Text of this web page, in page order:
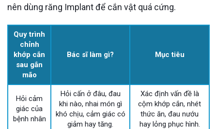
nên dùng răng Implant để cắn vật quá cứng.
Quy trình
chỉnh
khớp cắn
sau gắn
mão
Bác sĩ làm gì? Mục tiêu
Hỏi cảm
giác của
bệnh nhân
Hỏi cấn ở đâu, đau
khi nào, nhai món gì
khó chịu, cảm giác có
giảm hay tăng.
Xác định vấn đề là
cộm khớp cắn, nhét
thức ăn, đau nướu
hay lỏng phục hình.